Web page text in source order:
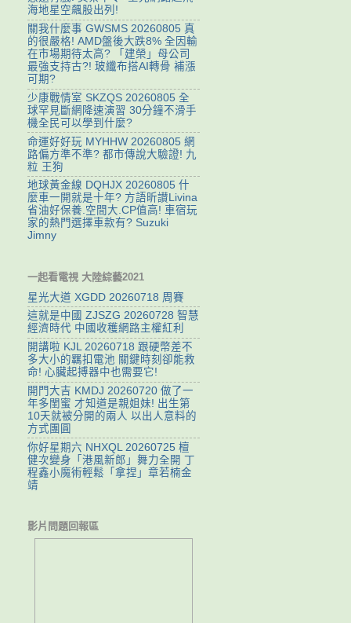
海地星空飆股出列!
關我什麼事 GWSMS 20260805 真
的很嚴格! AMD盤後大跌8% 全因輸
在市場期待太高? 「建榮」母公司
最強支持古?! 玻纖布搭AI轉骨 補漲
可期?
少康戰情室 SKZQS 20260805 全
球罕見斷網降速演習 30分鐘不滑手
機全民可以學到什麼?
命運好好玩 MYHHW 20260805 網
路偏方準不準? 都市傳說大驗證! 九
粒 王狗
地球黃金線 DQHJX 20260805 什
麼車一開就是十年? 方語昕讃Livina
省油好保養.空間大.CP值高! 車宿玩
家的熱門選擇車款有? Suzuki
Jimny
一起看電視 大陸綜藝2021
星光大道 XGDD 20260718 周賽
這就是中國 ZJSZG 20260728 智慧
經濟時代 中國收穫網路主權紅利
開講啦 KJL 20260718 跟硬幣差不
多大小的羈扣電池 關鍵時刻卻能救
命! 心臟起搏器中也需要它!
開門大吉 KMDJ 20260720 做了一
年多閨蜜 才知道是親姐妹! 出生第
10天就被分開的兩人 以出人意料的
方式團圓
你好星期六 NHXQL 20260725 檀
健次變身「港風新郎」舞力全開 丁
程鑫小魔術輕鬆「拿捏」章若楠金
靖
影片問題回報區